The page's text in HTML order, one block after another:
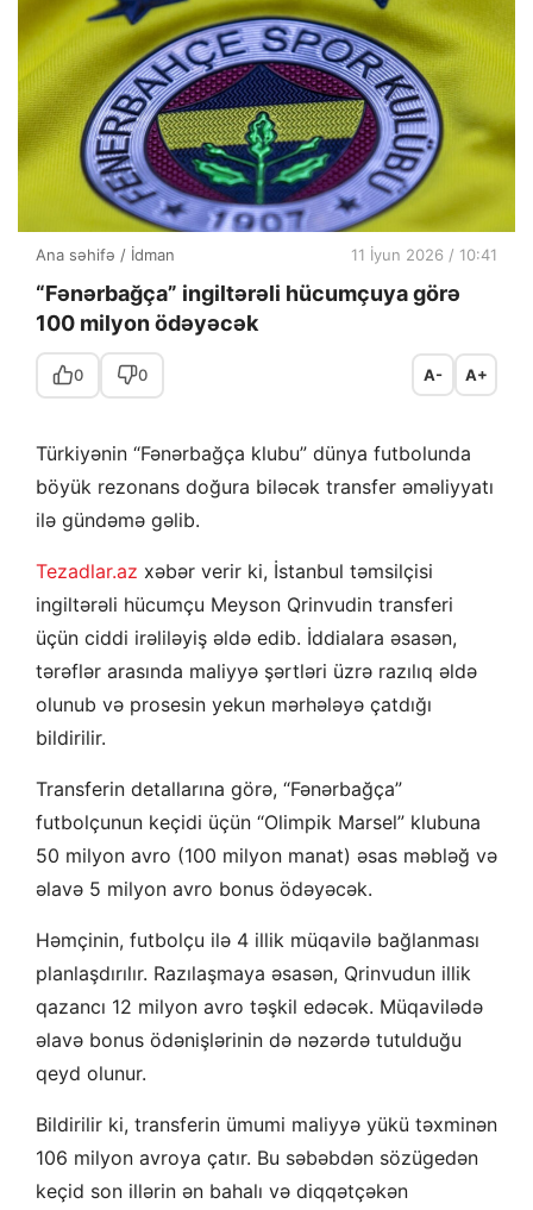
Ana səhifə / İdman 11 İyun 2026 / 10:41
“Fənərbağça” ingiltərəli hücumçuya görə
100 milyon ödəyəcək
0 0 A- A+
Türkiyənin “Fənərbağça klubu” dünya futbolunda
böyük rezonans doğura biləcək transfer əməliyyatı
ilə gündəmə gəlib.
Tezadlar.az xəbər verir ki, İstanbul təmsilçisi
ingiltərəli hücumçu Meyson Qrinvudin transferi
üçün ciddi irəliləyiş əldə edib. İddialara əsasən,
tərəflər arasında maliyyə şərtləri üzrə razılıq əldə
olunub və prosesin yekun mərhələyə çatdığı
bildirilir.
Transferin detallarına görə, “Fənərbağça”
futbolçunun keçidi üçün “Olimpik Marsel” klubuna
50 milyon avro (100 milyon manat) əsas məbləğ və
əlavə 5 milyon avro bonus ödəyəcək.
Həmçinin, futbolçu ilə 4 illik müqavilə bağlanması
planlaşdırılır. Razılaşmaya əsasən, Qrinvudun illik
qazancı 12 milyon avro təşkil edəcək. Müqavilədə
əlavə bonus ödənişlərinin də nəzərdə tutulduğu
qeyd olunur.
Bildirilir ki, transferin ümumi maliyyə yükü təxminən
106 milyon avroya çatır. Bu səbəbdən sözügedən
keçid son illərin ən bahalı və diqqətçəkən